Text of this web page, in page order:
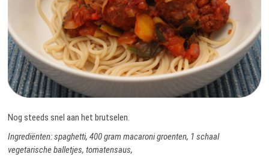
Nog steeds snel aan het brutselen.
Ingrediënten: spaghetti, 400 gram macaroni groenten, 1 schaal
vegetarische balletjes, tomatensaus,